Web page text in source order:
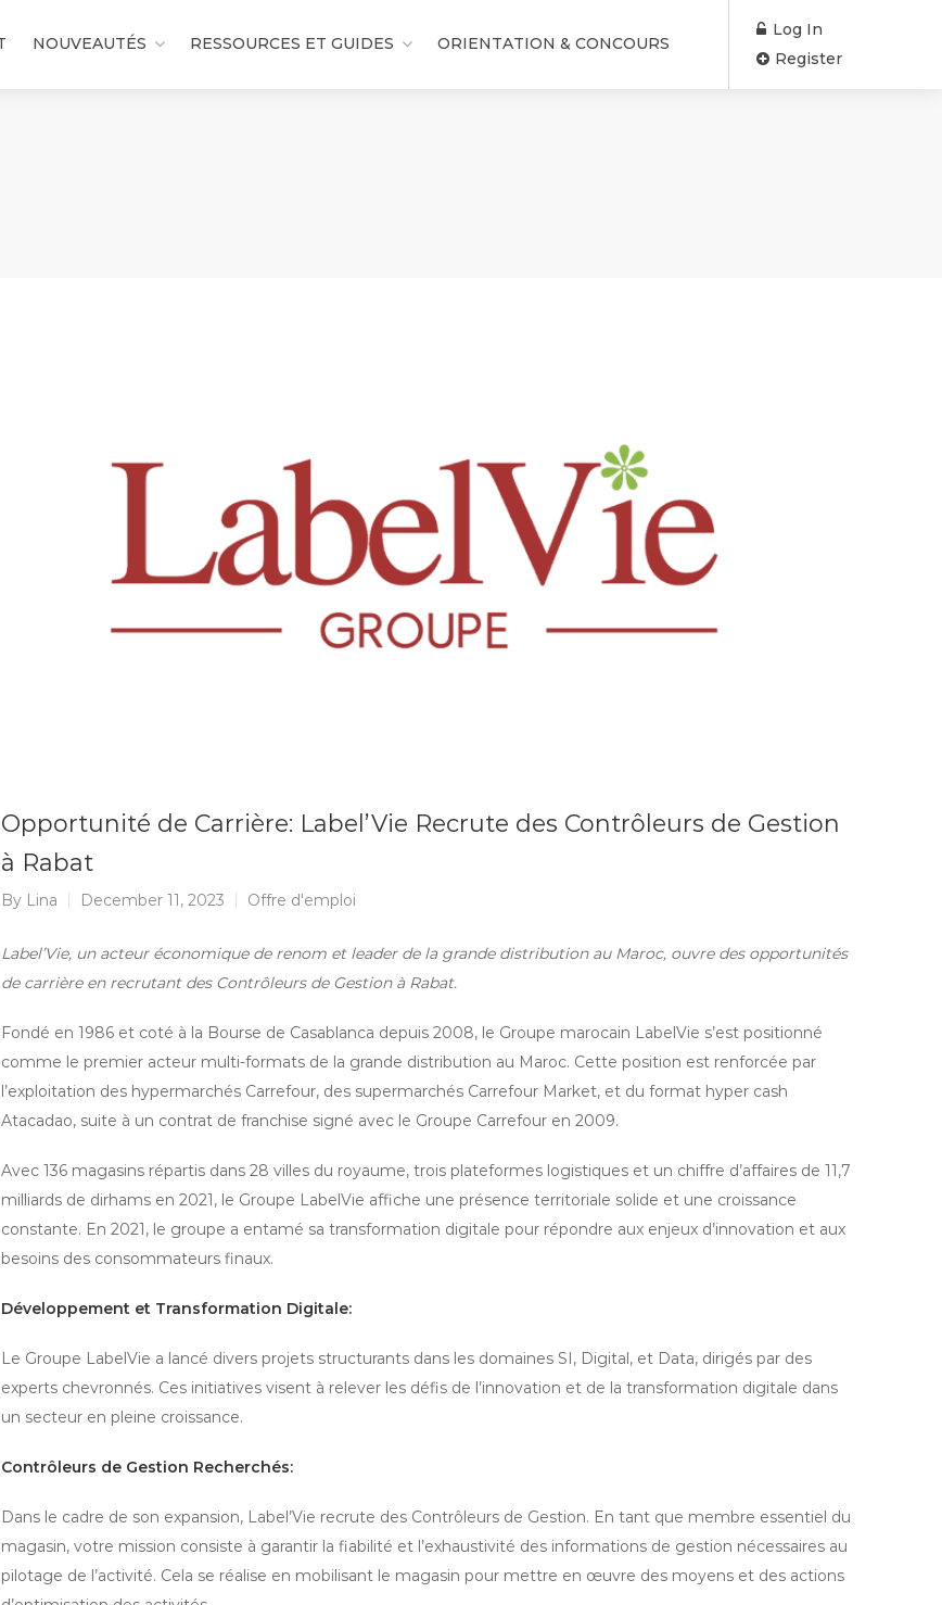
NOUVEAUTÉS RESSOURCES ET GUIDES ORIENTATION & CONCOURS
Log In
Register
Opportunité de Carrière: Label’Vie Recrute des Contrôleurs de Gestion
à Rabat
By Lina December 11, 2023 Offre d'emploi
Label’Vie, un acteur économique de renom et leader de la grande distribution au Maroc, ouvre des opportunités
de carrière en recrutant des Contrôleurs de Gestion à Rabat.
Fondé en 1986 et coté à la Bourse de Casablanca depuis 2008, le Groupe marocain LabelVie s’est positionné
comme le premier acteur multi-formats de la grande distribution au Maroc. Cette position est renforcée par
l’exploitation des hypermarchés Carrefour, des supermarchés Carrefour Market, et du format hyper cash
Atacadao, suite à un contrat de franchise signé avec le Groupe Carrefour en 2009.
Avec 136 magasins répartis dans 28 villes du royaume, trois plateformes logistiques et un chiffre d’affaires de 11,7
milliards de dirhams en 2021, le Groupe LabelVie affiche une présence territoriale solide et une croissance
constante. En 2021, le groupe a entamé sa transformation digitale pour répondre aux enjeux d’innovation et aux
besoins des consommateurs finaux.
Développement et Transformation Digitale:
Le Groupe LabelVie a lancé divers projets structurants dans les domaines SI, Digital, et Data, dirigés par des
experts chevronnés. Ces initiatives visent à relever les défis de l’innovation et de la transformation digitale dans
un secteur en pleine croissance.
Contrôleurs de Gestion Recherchés:
Dans le cadre de son expansion, Label’Vie recrute des Contrôleurs de Gestion. En tant que membre essentiel du
magasin, votre mission consiste à garantir la fiabilité et l’exhaustivité des informations de gestion nécessaires au
pilotage de l’activité. Cela se réalise en mobilisant le magasin pour mettre en œuvre des moyens et des actions